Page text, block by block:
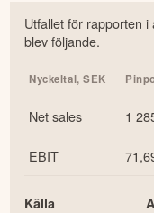
Utfallet för rapporten i
blev följande.
Nyckeltal,SEK
Net sales 1
EBIT
Källa